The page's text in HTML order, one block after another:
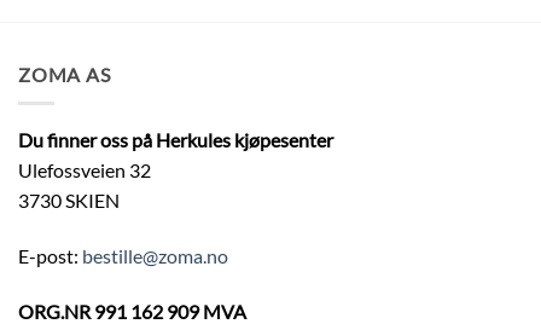
ZOMA AS
Du finner oss på Herkules kjøpesenter
Ulefossveien 32
3730 SKIEN
E-post: bestille@zoma.no
ORG.NR 991 162 909 MVA